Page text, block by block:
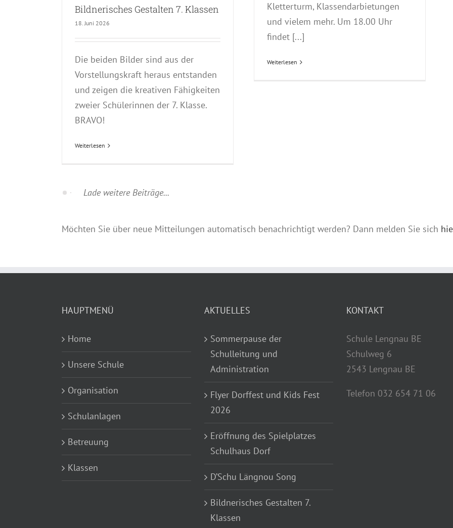
Bildnerisches Gestalten 7. Klassen
18. Juni 2026
Die beiden Bilder sind aus der
Vorstellungskraft heraus entstanden
und zeigen die kreativen Fähigkeiten
zweier Schülerinnen der 7. Klasse.
BRAVO!
Weiterlesen
Kletterturm, Klassendarbietungen
und vielem mehr. Um 18.00 Uhr
findet [...]
Weiterlesen
Home
Unsere Schule
Organisation
Schulanlagen
Betreuung
Klassen
Sommerpause der
Administration
Flyer Dorffest und Kids Fest
2026
Eröffnung des Spielplatzes
Schulhaus Dorf
D’Schu Längnou Song
Bildnerisches Gestalten 7.
Klassen
Schule Lengnau BE
2543 Lengnau BE
Telefon 032 654 71 06